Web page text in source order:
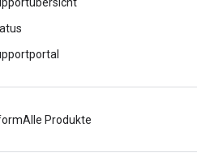
Alle Produkte